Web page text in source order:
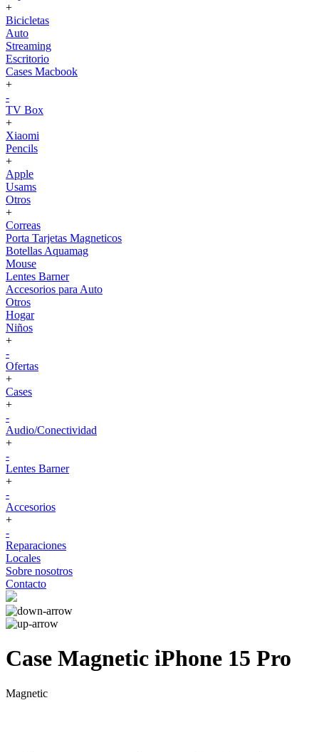
+
Bicicletas
Auto
Streaming
Escritorio
Cases Macbook
+
-
TV Box
+
Xiaomi
Pencils
+
Apple
Usams
Otros
+
Correas
Porta Tarjetas Magneticos
Botellas Aquamag
Mouse
Lentes Barner
Accesorios para Auto
Otros
Hogar
Niños
+
-
Ofertas
+
Cases
+
-
Audio/Conectividad
+
-
Lentes Barner
+
-
Accesorios
+
-
Reparaciones
Locales
Sobre nosotros
Contacto
Case Magnetic iPhone 15 Pro
Magnetic